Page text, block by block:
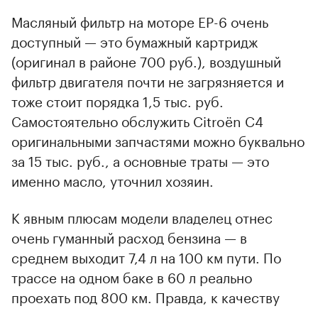
Масляный фильтр на моторе EP-6 очень
доступный — это бумажный картридж
(оригинал в районе 700 руб.), воздушный
фильтр двигателя почти не загрязняется и
тоже стоит порядка 1,5 тыс. руб.
Самостоятельно обслужить Citroёn С4
оригинальными запчастями можно буквально
за 15 тыс. руб., а основные траты — это
именно масло, уточнил хозяин.
К явным плюсам модели владелец отнес
очень гуманный расход бензина — в
среднем выходит 7,4 л на 100 км пути. По
трассе на одном баке в 60 л реально
проехать под 800 км. Правда, к качеству